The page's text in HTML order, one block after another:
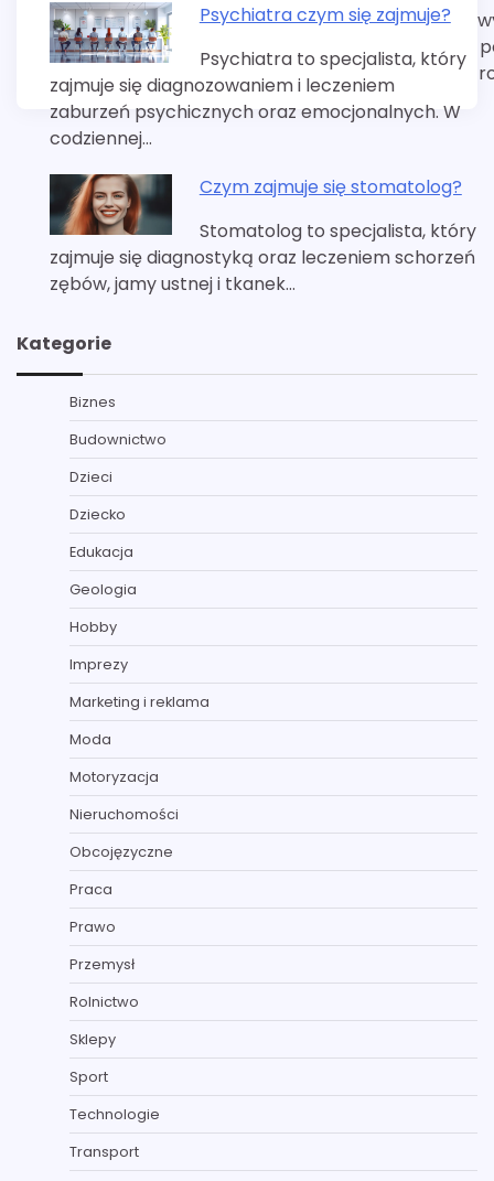
Psychiatra czym się zajmuje?
Psychiatra to specjalista, który
zajmuje się diagnozowaniem i leczeniem
zaburzeń psychicznych oraz emocjonalnych. W
codziennej…
Czym zajmuje się stomatolog?
Stomatolog to specjalista, który
zajmuje się diagnostyką oraz leczeniem schorzeń
zębów, jamy ustnej i tkanek…
Kategorie
Biznes
Budownictwo
Dzieci
Dziecko
Edukacja
Geologia
Hobby
Imprezy
Marketing i reklama
Moda
Motoryzacja
Nieruchomości
Obcojęzyczne
Praca
Prawo
Przemysł
Rolnictwo
Sklepy
Sport
Technologie
Transport